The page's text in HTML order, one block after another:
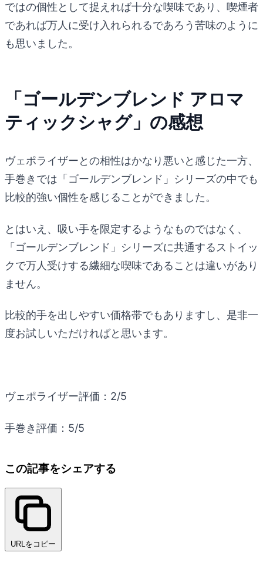
ではの個性として捉えれば十分な喫味であり、喫煙者
であれば万人に受け入れられるであろう苦味のように
も思いました。
「ゴールデンブレンド アロマ
ティックシャグ」の感想
ヴェポライザーとの相性はかなり悪いと感じた一方、
手巻きでは「ゴールデンブレンド」シリーズの中でも
比較的強い個性を感じることができました。
とはいえ、吸い手を限定するようなものではなく、
「ゴールデンブレンド」シリーズに共通するストイッ
クで万人受けする繊細な喫味であることは違いがあり
ません。
比較的手を出しやすい価格帯でもありますし、是非一
度お試しいただければと思います。
ヴェポライザー評価：2/5
手巻き評価：5/5
この記事をシェアする
URLをコピー